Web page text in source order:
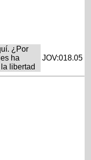
¿Por
ha
libertad
JOV:018.05